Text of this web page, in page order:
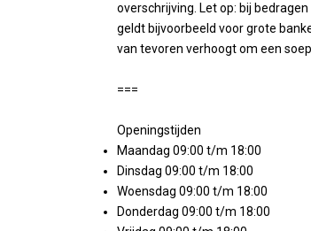
overschrijving. Let op: bij
geldt bijvoorbeeld voor grote
van tevoren verhoogt om een
===
Openingstijden
Maandag 09:00 t/m 18:00
Dinsdag 09:00 t/m 18:00
Woensdag 09:00 t/m 18:00
Donderdag 09:00 t/m 18:00